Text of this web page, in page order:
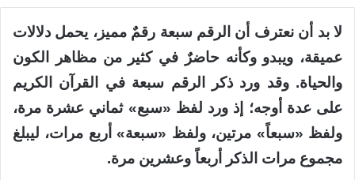
لا بد أن نعترف أن الرقم سبعة رقمٌ مميز، يحمل دلالات
عميقة، ويبدو وكأنه حاضرٌ في كثير من مظاهر الكون
والحياة. وقد ورد ذكر الرقم سبعة في القرآن الكريم
على عدة أوجه؛ إذ ورد لفظ «سبع» ثماني عشرة مرة،
ولفظ «سبعاً» مرتين، ولفظ «سبعة» أربع مرات، ليبلغ
مجموع مرات الذكر أربعاً وعشرين مرة.